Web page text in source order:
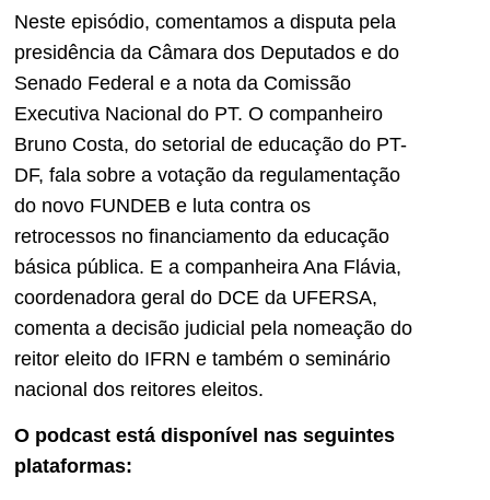
Neste episódio, comentamos a disputa pela
presidência da Câmara dos Deputados e do
Senado Federal e a nota da Comissão
Executiva Nacional do PT. O companheiro
Bruno Costa, do setorial de educação do PT-
DF, fala sobre a votação da regulamentação
do novo FUNDEB e luta contra os
retrocessos no financiamento da educação
básica pública. E a companheira Ana Flávia,
coordenadora geral do DCE da UFERSA,
comenta a decisão judicial pela nomeação do
reitor eleito do IFRN e também o seminário
nacional dos reitores eleitos.
O podcast está disponível nas seguintes
plataformas: